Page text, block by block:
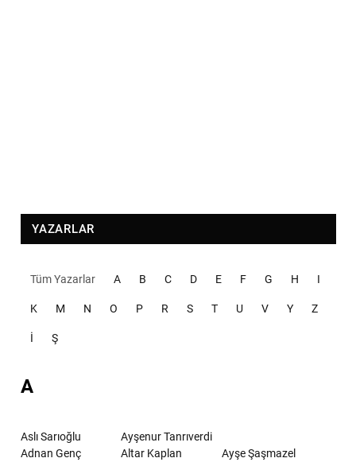
YAZARLAR
Tüm Yazarlar A B C D E F G H I
K M N O P R S T U V Y Z
İ Ş
A
Aslı Sarıoğlu
Ayşenur Tanrıverdi
Adnan Genç
Altar Kaplan
Ayşe Şaşmazel